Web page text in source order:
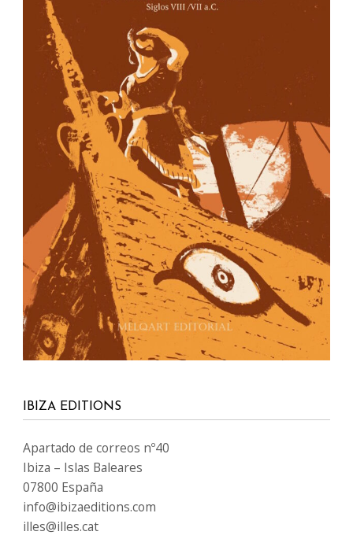
IBIZA EDITIONS
Apartado de correos nº40
Ibiza – Islas Baleares
07800 España
info@ibizaeditions.com
illes@illes.cat